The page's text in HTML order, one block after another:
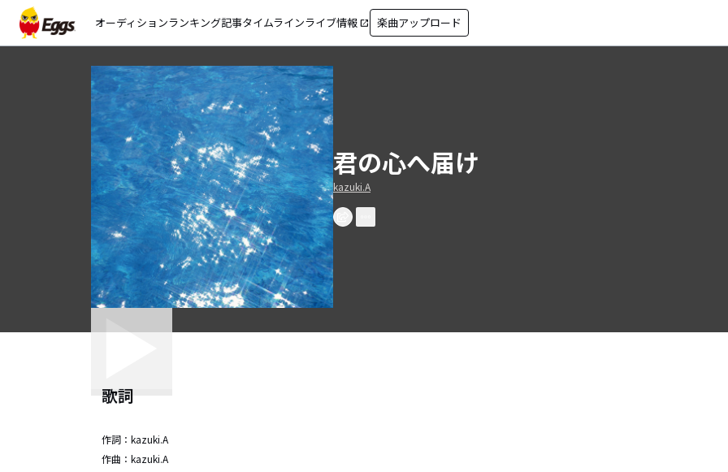
オーディションランキング記事タイムラインライブ情報 open_in_new 楽曲アップロード
君の心へ届け
kazuki.A
歌詞
作詞： kazuki.A
作曲： kazuki.A